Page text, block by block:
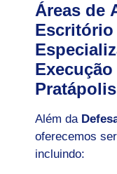
Áreas de
Escritório
Além da
oferecemos
incluindo: